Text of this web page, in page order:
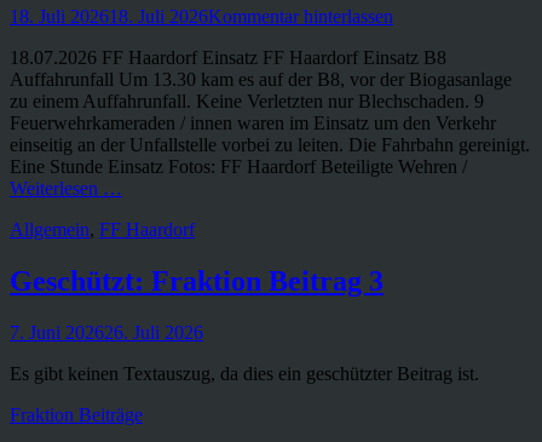
Veröffentlicht
18. Juli 202618. Juli 2026Kommentar hinterlassen
18.07.2026 FF Haardorf Einsatz FF Haardorf Einsatz B8
Auffahrunfall Um 13.30 kam es auf der B8, vor der Biogasanlage
zu einem Auffahrunfall. Keine Verletzten nur Blechschaden. 9
Feuerwehrkameraden / innen waren im Einsatz um den Verkehr
einseitig an der Unfallstelle vorbei zu leiten. Die Fahrbahn gereinigt.
Eine Stunde Einsatz Fotos: FF Haardorf Beteiligte Wehren /
Weiterlesen …
Kategorien
Allgemein, FF Haardorf
Geschützt: Fraktion Beitrag 3
Veröffentlicht
7. Juni 202626. Juli 2026
Es gibt keinen Textauszug, da dies ein geschützter Beitrag ist.
Kategorien
Fraktion Beiträge